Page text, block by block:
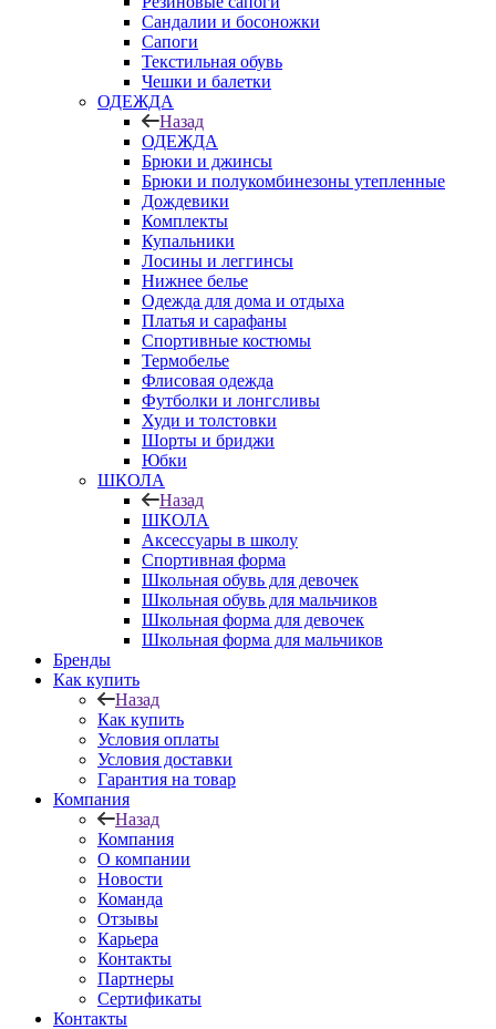
Сандалии и босоножки
Сапоги
Текстильная обувь
Чешки и балетки
ОДЕЖДА
Назад
ОДЕЖДА
Брюки и джинсы
Брюки и полукомбинезоны утепленные
Дождевики
Комплекты
Купальники
Лосины и леггинсы
Нижнее белье
Одежда для дома и отдыха
Платья и сарафаны
Спортивные костюмы
Термобелье
Флисовая одежда
Футболки и лонгсливы
Худи и толстовки
Шорты и бриджи
Юбки
ШКОЛА
Назад
ШКОЛА
Аксессуары в школу
Спортивная форма
Школьная обувь для девочек
Школьная обувь для мальчиков
Школьная форма для девочек
Школьная форма для мальчиков
Бренды
Как купить
Назад
Как купить
Условия оплаты
Условия доставки
Гарантия на товар
Компания
Назад
Компания
О компании
Новости
Команда
Отзывы
Карьера
Контакты
Партнеры
Сертификаты
Контакты